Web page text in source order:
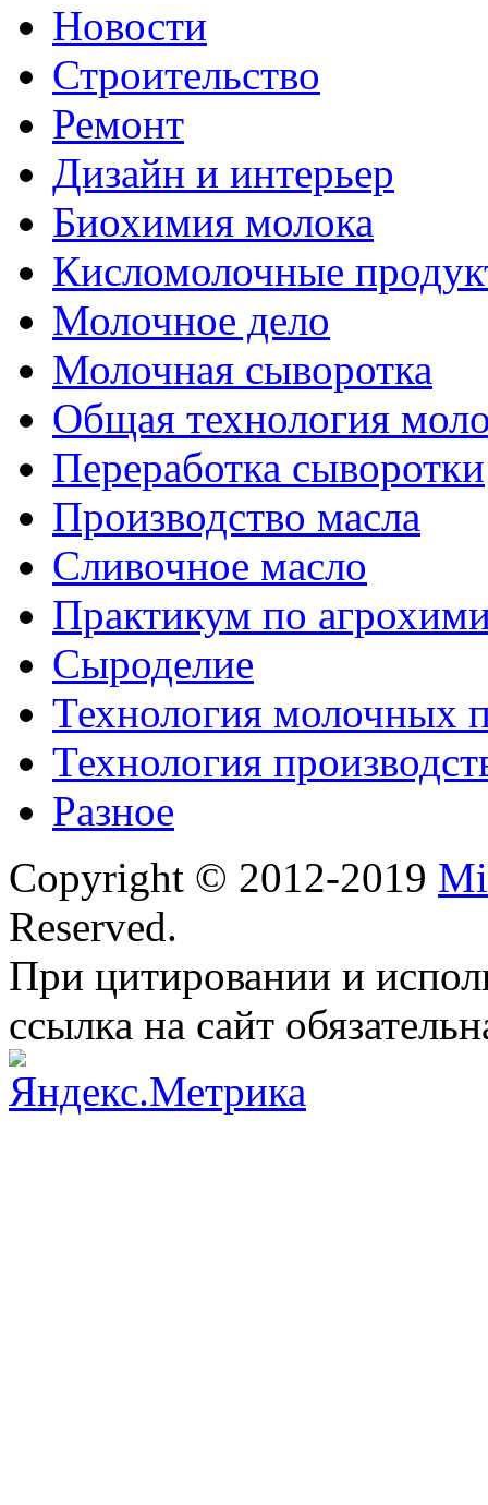
Новости
Строительство
Ремонт
Дизайн и интерьер
Биохимия молока
Кисломолочные
Молочное дело
Молочная сыворотка
Общая технология
Переработка сыворотки
Производство масла
Сливочное масло
Практикум по
Сыроделие
Технология молочных
Технология
Разное
Copyright © 2012-2019
Reserved.
При цитировании и
ссылка на сайт